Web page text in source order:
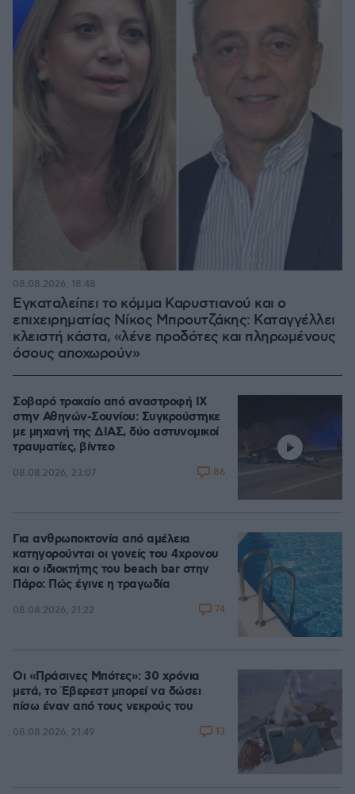
Εγκαταλείπει το κόμμα Καρυστιανού και ο
επιχειρηματίας Νίκος Μπρουτζάκης: Καταγγέλλει
κλειστή κάστα, «λένε προδότες και πληρωμένους
όσους αποχωρούν»
08.08.2026, 18:48
Σοβαρό τροχαίο από αναστροφή ΙΧ
στην Αθηνών-Σουνίου: Συγκρούστηκε
με μηχανή της ΔΙΑΣ, δύο αστυνομικοί
τραυματίες, βίντεο
08.08.2026, 23:07 86
Για ανθρωποκτονία από αμέλεια
κατηγορούνται οι γονείς του 4χρονου
και ο ιδιοκτήτης του beach bar στην
Πάρο: Πώς έγινε η τραγωδία
08.08.2026, 21:22 74
Οι «Πράσινες Μπότες»: 30 χρόνια
μετά, το Έβερεστ μπορεί να δώσει
πίσω έναν από τους νεκρούς του
08.08.2026, 21:49 13